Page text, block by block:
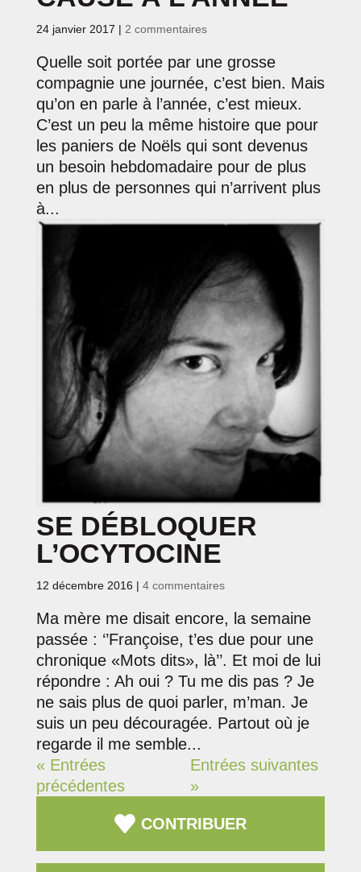
24 janvier 2017 | 2 commentaires
Quelle soit portée par une grosse
compagnie une journée, c’est bien. Mais
qu’on en parle à l’année, c’est mieux.
C’est un peu la même histoire que pour
les paniers de Noëls qui sont devenus
un besoin hebdomadaire pour de plus
en plus de personnes qui n’arrivent plus
à...
SE DÉBLOQUER
L’OCYTOCINE
12 décembre 2016 | 4 commentaires
Ma mère me disait encore, la semaine
passée : ‘’Françoise, t’es due pour une
chronique «Mots dits», là’’. Et moi de lui
répondre : Ah oui ? Tu me dis pas ? Je
ne sais plus de quoi parler, m’man. Je
suis un peu découragée. Partout où je
regarde il me semble...
« Entrées
précédentes
Entrées suivantes
»
CONTRIBUER